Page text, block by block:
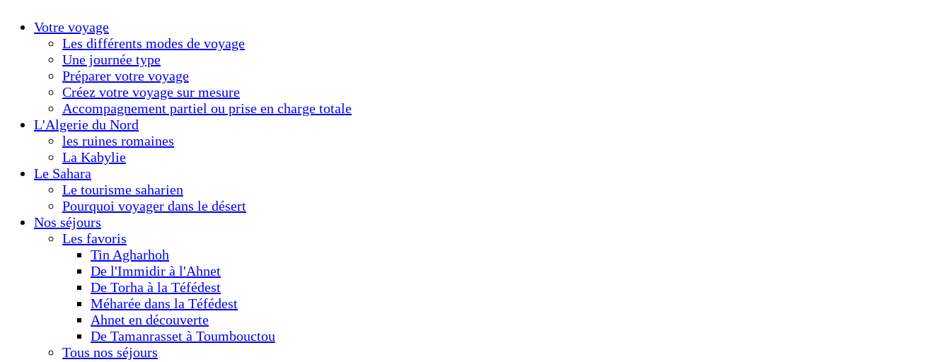
Votre voyage
Les différents modes de voyage
Une journée type
Préparer votre voyage
Créez votre voyage sur mesure
Accompagnement partiel ou prise en charge totale
L'Algerie du Nord
les ruines romaines
La Kabylie
Le Sahara
Le tourisme saharien
Pourquoi voyager dans le désert
Nos séjours
Les favoris
Tin Agharhoh
De l'Immidir à l'Ahnet
De Torha à la Téfédest
Méharée dans la Téfédest
Ahnet en découverte
De Tamanrasset à Toumbouctou
Tous nos séjours